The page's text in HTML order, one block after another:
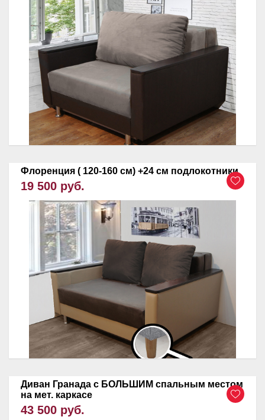
Флоренция ( 120-160 см) +24 см подлокотники
19 500 руб.
Диван Гранада с БОЛЬШИМ спальным местом
на мет. каркасе
43 500 руб.